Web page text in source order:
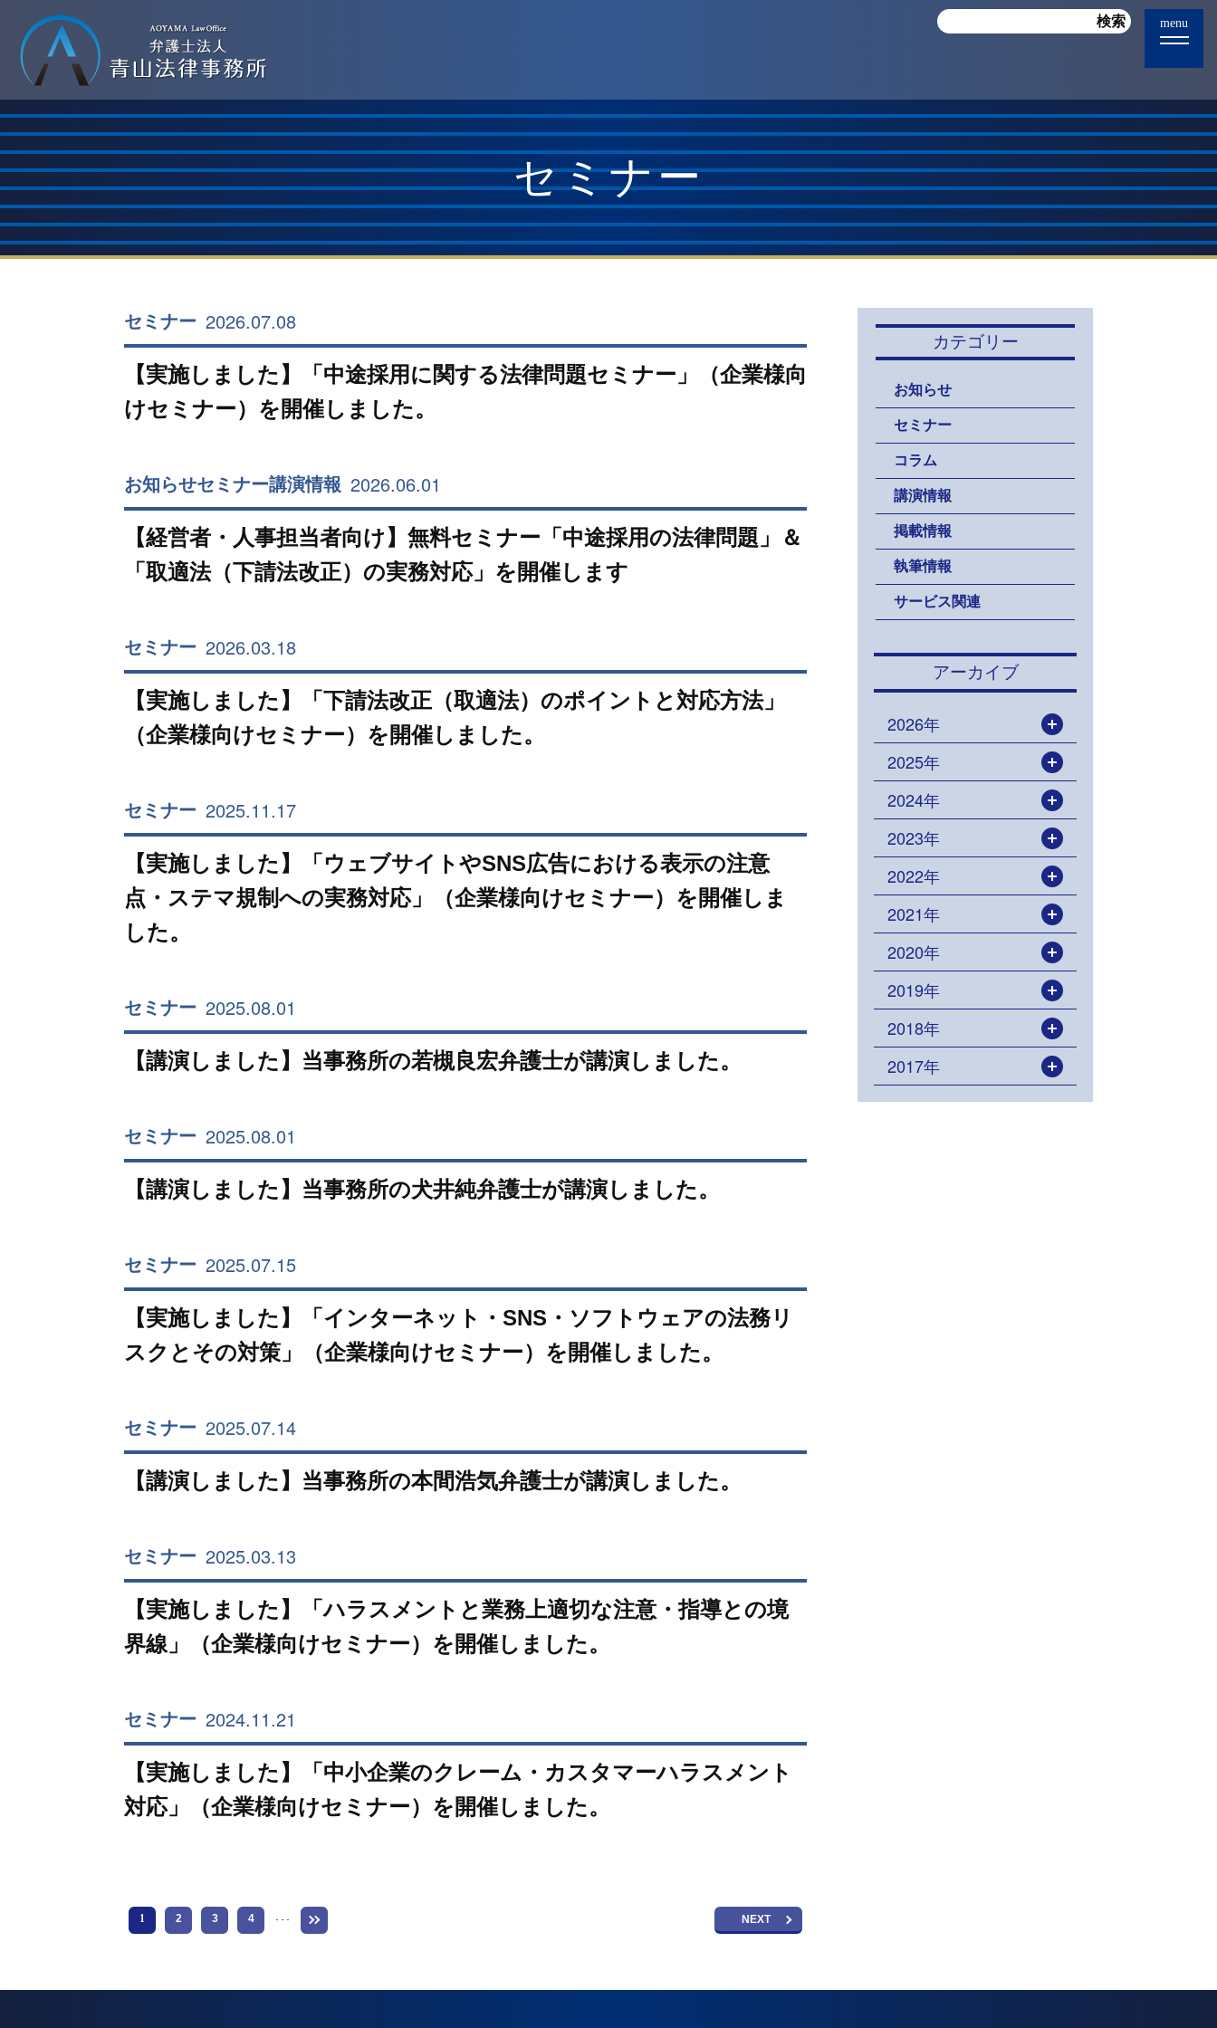
menu
セミナー
セミナー 2026.07.08
【実施しました】「中途採用に関する法律問題セミナー」（企業様向
けセミナー）を開催しました。
お知らせセミナー講演情報 2026.06.01
【経営者・人事担当者向け】無料セミナー「中途採用の法律問題」＆
「取適法（下請法改正）の実務対応」を開催します
セミナー 2026.03.18
【実施しました】「下請法改正（取適法）のポイントと対応方法」
（企業様向けセミナー）を開催しました。
セミナー 2025.11.17
【実施しました】「ウェブサイトやSNS広告における表示の注意
点・ステマ規制への実務対応」（企業様向けセミナー）を開催しま
した。
セミナー 2025.08.01
【講演しました】当事務所の若槻良宏弁護士が講演しました。
セミナー 2025.08.01
【講演しました】当事務所の犬井純弁護士が講演しました。
セミナー 2025.07.15
【実施しました】「インターネット・SNS・ソフトウェアの法務リ
スクとその対策」（企業様向けセミナー）を開催しました。
セミナー 2025.07.14
【講演しました】当事務所の本間浩気弁護士が講演しました。
セミナー 2025.03.13
【実施しました】「ハラスメントと業務上適切な注意・指導との境
界線」（企業様向けセミナー）を開催しました。
セミナー 2024.11.21
【実施しました】「中小企業のクレーム・カスタマーハラスメント
対応」（企業様向けセミナー）を開催しました。
NEXT
1 2 3 4 ･･･
カテゴリー
お知らせ
セミナー
コラム
講演情報
掲載情報
執筆情報
サービス関連
アーカイブ
2026年
2025年
2024年
2023年
2022年
2021年
2020年
2019年
2018年
2017年